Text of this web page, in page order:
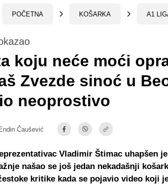
POČETNA KOŠARKA A1
koju neće moći
Zvezde sinoć u
neoprostivo
Čaušević
Vladimir Štimac uhapšen
našao se još jedan nekadašnji
kritike kada se pojavio video koji